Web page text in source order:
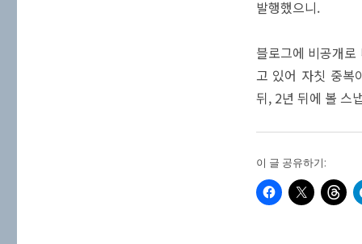
발행했으니.
블로그에 비공개
고 있어 자칫 중복
뒤, 2년 뒤에 볼 스
이 글 공유하기: